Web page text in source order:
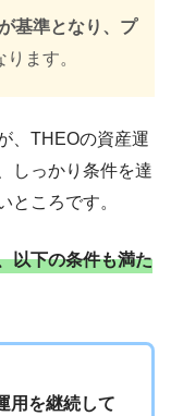
基準となり、プ
ます。
、THEOの資産運
しっかり条件を達
ところです。
以下の条件も満た
用を継続して